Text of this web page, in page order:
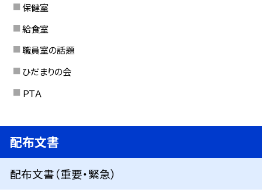
保健室
給食室
職員室の話題
ひだまりの会
ＰＴＡ
配布文書
配布文書（重要・緊急）